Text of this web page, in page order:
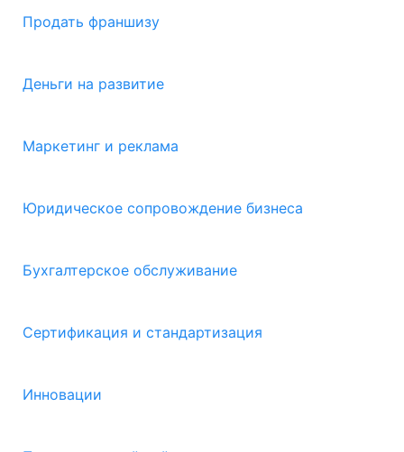
Продать франшизу
Деньги на развитие
Маркетинг и реклама
Юридическое сопровождение бизнеса
Бухгалтерское обслуживание
Сертификация и стандартизация
Инновации